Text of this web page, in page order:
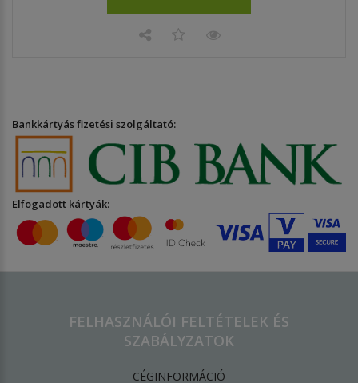
Bankkártyás fizetési szolgáltató:
Elfogadott kártyák:
FELHASZNÁLÓI FELTÉTELEK ÉS
SZABÁLYZATOK
CÉGINFORMÁCIÓ